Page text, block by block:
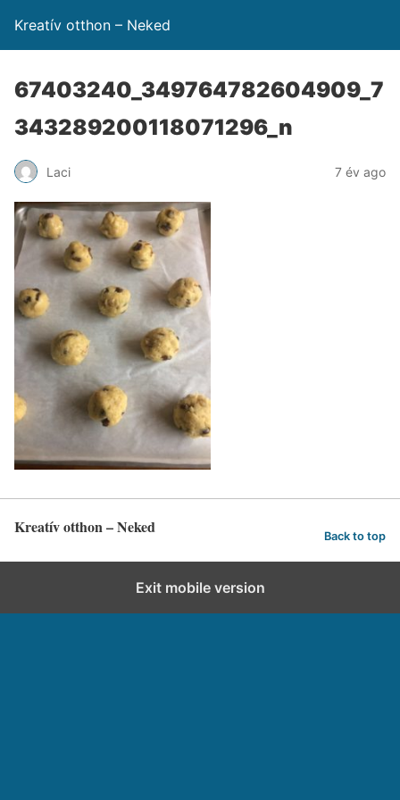
Kreatív otthon – Neked
67403240_349764782604909_7
343289200118071296_n
Laci 7 év ago
Kreatív otthon – Neked Back to top
Exit mobile version